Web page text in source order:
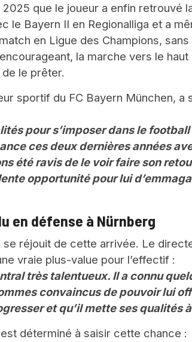
2025 que le joueur a enfin retrouvé
le Bayern II en Regionalliga et a
en Ligue des Champions,
la marche vers le haut
de le prêter.
sportif du FC Bayern München, a
pour s’imposer dans le
ces deux dernières années
été ravis de le voir faire son
opportunité pour lui
en défense à Nürnberg
se réjouit de cette arrivée. Le
vraie plus-value pour l’effectif :
très talentueux. Il a connu
convaincus de pouvoir lui
et qu’il mette ses qualités
déterminé à saisir cette chance :